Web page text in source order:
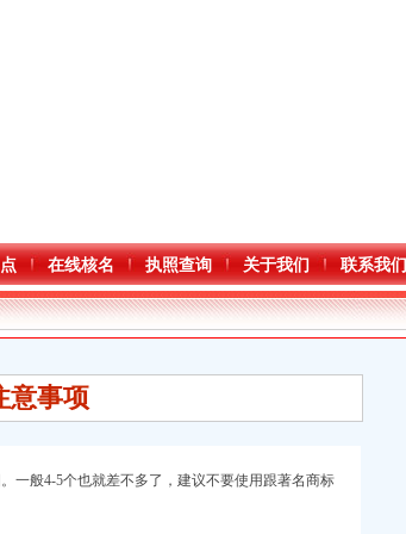
在线核名 执照查询 关于我们 联系我们
意事项
一般4-5个也就差不多了，建议不要使用跟著名商标